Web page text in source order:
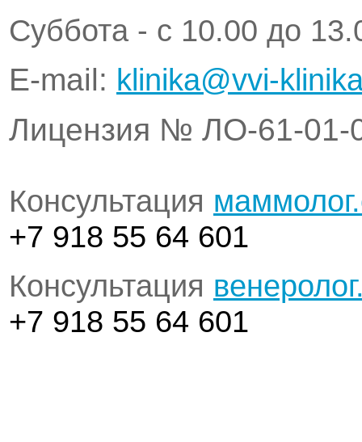
Суббота - с 10.00 до
Е-mail: klinika@vvi-
Лицензия № ЛО-61-01-
Консультация
+7 918 55 64 601
Консультация
+7 918 55 64 601